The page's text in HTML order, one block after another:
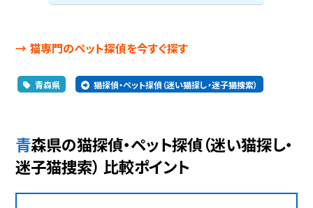
→ 猫専門のペット探偵を今すぐ探す
青森県 猫探偵・ペット探偵（迷い猫探し・迷子猫捜索）
青森県の猫探偵・ペット探偵（迷い猫探し・
迷子猫捜索） 比較ポイント